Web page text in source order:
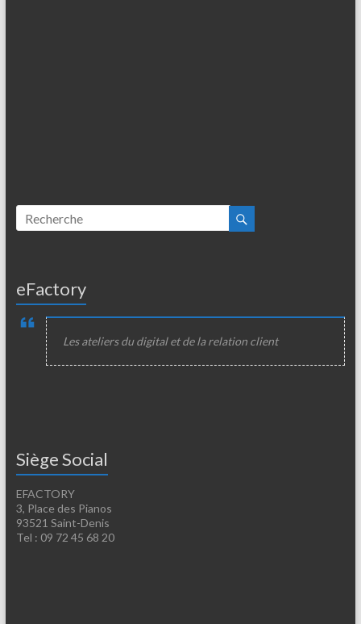
eFactory
Les ateliers du digital et de la relation client
Siège Social
EFACTORY
3, Place des Pianos
93521 Saint-Denis
Tel : 09 72 45 68 20